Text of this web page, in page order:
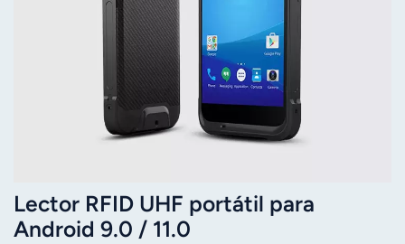
Lector RFID UHF portátil para
Android 9.0 / 11.0